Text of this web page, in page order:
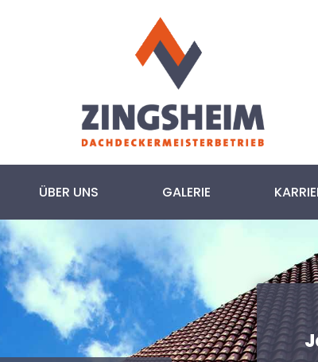
ÜBER UNS GALERIE